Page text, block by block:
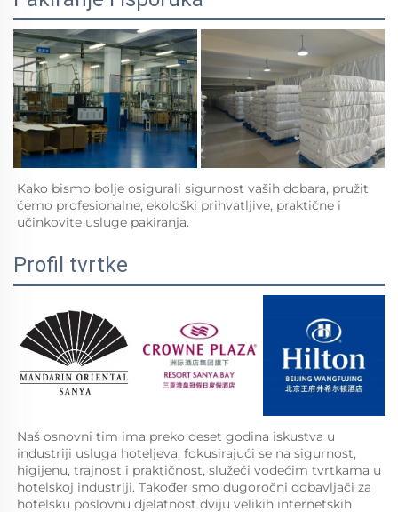
Kako bismo bolje osigurali sigurnost vaših dobara, pružit
ćemo profesionalne, ekološki prihvatljive, praktične i
učinkovite usluge pakiranja.
Profil tvrtke
Naš osnovni tim ima preko deset godina iskustva u
industriji usluga hoteljeva, fokusirajući se na sigurnost,
higijenu, trajnost i praktičnost, služeći vodećim tvrtkama u
hotelskoj industriji. Također smo dugoročni dobavljači za
hotelsku poslovnu djelatnost dviju velikih internetskih